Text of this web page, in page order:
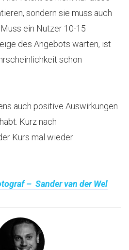
sondern sie muss auch
ein Nutzer 10-15
des Angebots warten, ist
schon
auch positive Auswirkungen
Kurz nach
Kurs mal wieder
– Sander van der Wel